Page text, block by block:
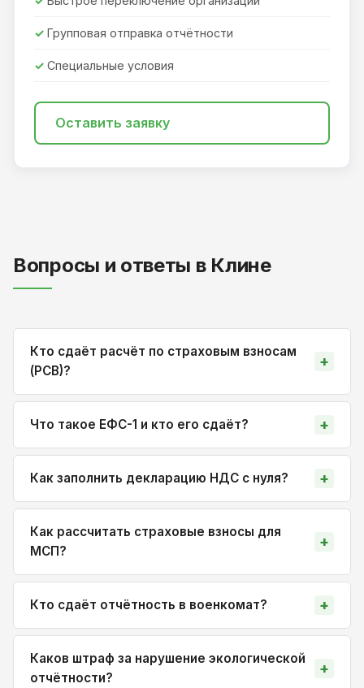
Групповая отправка отчётности
Специальные условия
Оставить заявку
Вопросы и ответы в Клине
Кто сдаёт расчёт по страховым взносам
(РСВ)?
Что такое ЕФС-1 и кто его сдаёт?
Как заполнить декларацию НДС с нуля?
Как рассчитать страховые взносы для
МСП?
Кто сдаёт отчётность в военкомат?
Каков штраф за нарушение экологической
отчётности?